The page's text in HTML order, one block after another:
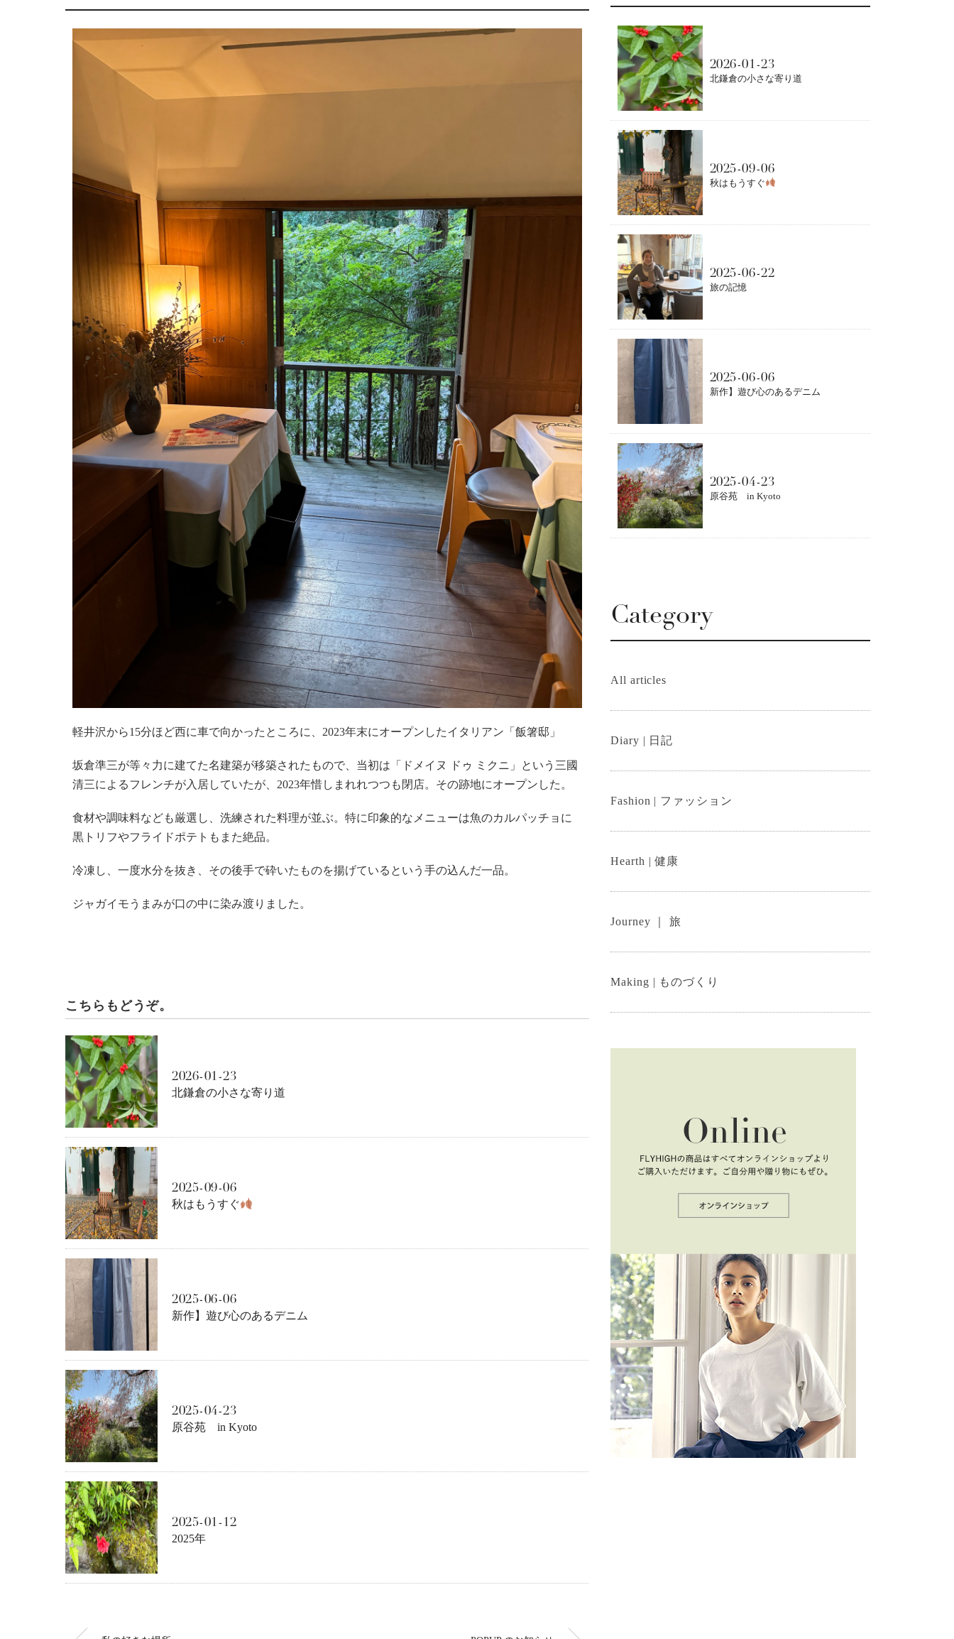
軽井沢から15分ほど西に車で向かったところに、2023年末にオープンしたイタリアン「飯箸邸」
坂倉準三が等々力に建てた名建築が移築されたもので、当初は「ドメイヌ ドゥ ミクニ」という三國
清三によるフレンチが入居していたが、2023年惜しまれれつつも閉店。その跡地にオープンした。
食材や調味料なども厳選し、洗練された料理が並ぶ。特に印象的なメニューは魚のカルパッチョに
黒トリフやフライドポテトもまた絶品。
冷凍し、一度水分を抜き、その後手で砕いたものを揚げているという手の込んだ一品。
ジャガイモうまみが口の中に染み渡りました。
こちらもどうぞ。
2026-01-23
北鎌倉の小さな寄り道
2025-09-06
秋はもうすぐ
2025-06-06
新作】遊び心のあるデニム
2025-04-23
原谷苑 in Kyoto
2025-01-12
2025年
2026-01-23
北鎌倉の小さな寄り道
2025-09-06
秋はもうすぐ
2025-06-22
旅の記憶
2025-06-06
新作】遊び心のあるデニム
2025-04-23
原谷苑 in Kyoto
Category
All articles
Diary | 日記
Fashion | ファッション
Hearth | 健康
Journey ｜ 旅
Making | ものづくり